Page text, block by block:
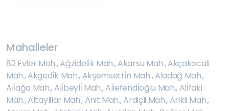
Mahalleler
82 Evler Mah.,Ağzideli̇k Mah.,Akarsu Mah.,Akçakocali
Mah.,Akgedi̇k Mah.,Akşemsetti̇n Mah.,Aladağ Mah.,
Ali̇ağa Mah.,Ali̇beyli̇ Mah.,Ali̇efendi̇oğlu Mah.,Ali̇faki
Mah.,Altaylilar Mah.,Anit Mah.,Ardiçli Mah.,Arikli Mah.,